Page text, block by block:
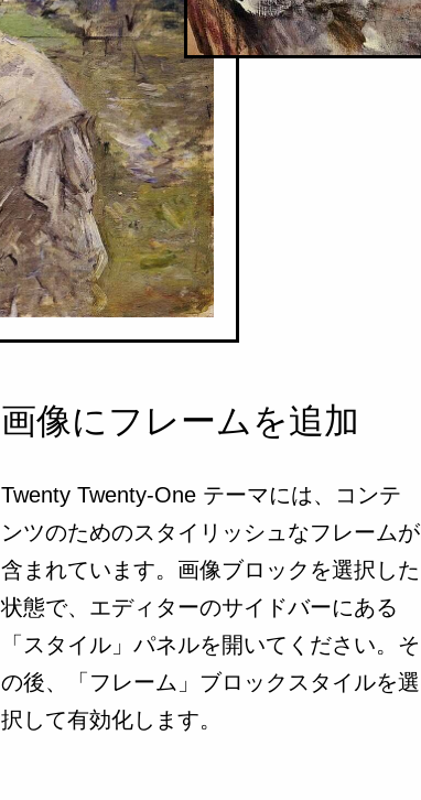
画像にフレームを追加
Twenty Twenty-One テーマには、コンテ
ンツのためのスタイリッシュなフレームが
含まれています。画像ブロックを選択した
状態で、エディターのサイドバーにある
「スタイル」パネルを開いてください。そ
の後、「フレーム」ブロックスタイルを選
択して有効化します。